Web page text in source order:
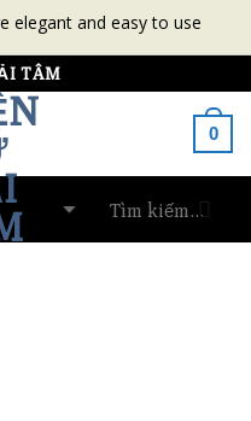
TÂM
0
elegant and easy to use